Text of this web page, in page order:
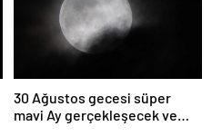
30 Ağustos gecesi süper
mavi Ay gerçekleşecek ve